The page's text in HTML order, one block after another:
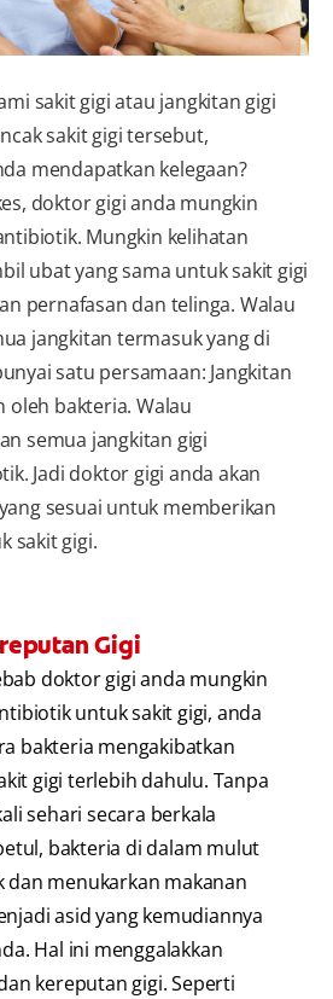
sakit gigi atau jangkitan gigi
sakit gigi tersebut,
mendapatkan kelegaan?
doktor gigi anda mungkin
Mungkin kelihatan
ubat yang sama untuk sakit gigi
pernafasan dan telinga. Walau
jangkitan termasuk yang di
satu persamaan: Jangkitan
bakteria. Walau
semua jangkitan gigi
Jadi doktor gigi anda akan
sesuai untuk memberikan
sakit gigi.
Gigi
doktor gigi anda mungkin
untuk sakit gigi, anda
bakteria mengakibatkan
gigi terlebih dahulu. Tanpa
sehari secara berkala
bakteria di dalam mulut
menukarkan makanan
asid yang kemudiannya
Hal ini menggalakkan
kereputan gigi. Seperti